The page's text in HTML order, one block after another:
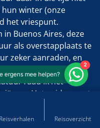
Reisverhalen Reisoverzicht
hun winter (onze
het vriespunt.
in Buenos Aires, deze
als overstapplaats te
zeker aanraden, en
niet ontbreken.
raad ik het
aan. Het zuiden, met
interessant met
ergens mee helpen?
2